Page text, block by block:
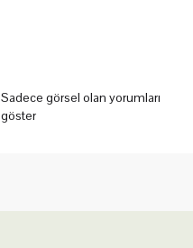
Sadece görsel olan yorumları
göster